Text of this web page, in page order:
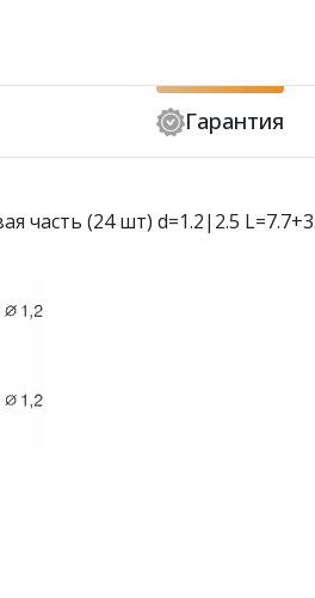
Гарантия
часть (24 шт) d=1.2|2.5